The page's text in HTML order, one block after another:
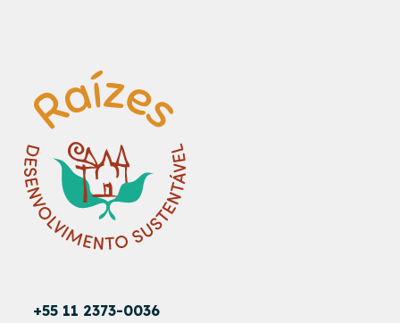
+55 11 2373-0036